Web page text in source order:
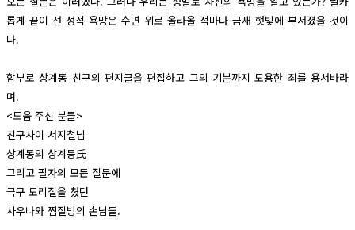
롭게 끝이 선 성적 욕망은 수면 위로 올라올 적마다 금새 햇빛에 부서졌을 것이
다.
함부로 상계동 친구의 편지글을 편집하고 그의 기분까지 도용한 죄를 용서바라
며.
<도움 주신 분들>
친구사이 서지철님
상계동의 상계동氏
그리고 필자의 모든 질문에
극구 도리질을 쳤던
사우나와 찜질방의 손님들.